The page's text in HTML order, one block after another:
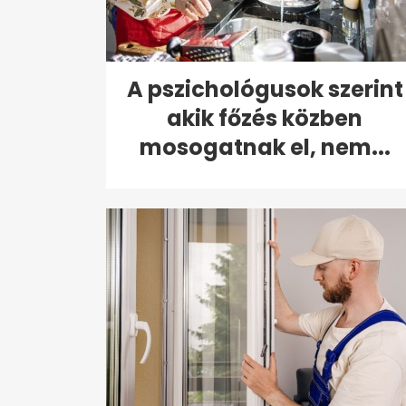
A pszichológusok szerint
akik főzés közben
mosogatnak el, nem...